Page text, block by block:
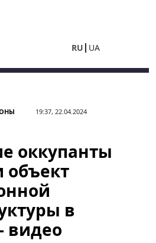
RU UA
19:37, 22.04.2024
оккупанты
объект
в
видео